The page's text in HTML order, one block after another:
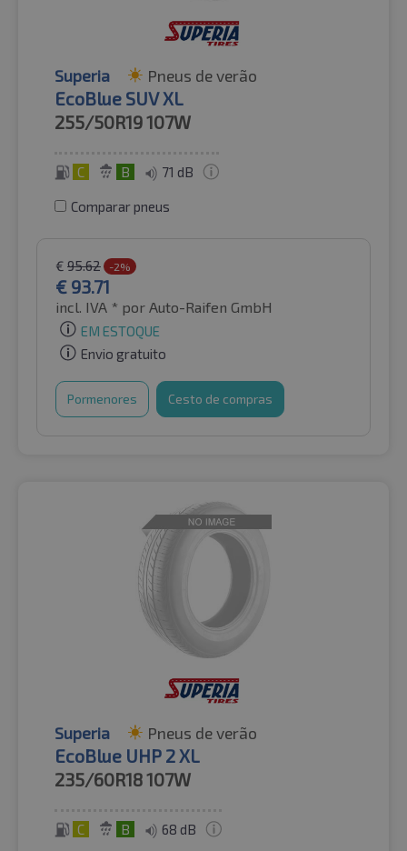
Superia Pneus de verão
EcoBlue SUV XL
255/50R19107W
C B 71 dB
Comparar pneus
€ 95.62 -2%
€ 93.71
incl. IVA * por Auto-Raifen GmbH
EM ESTOQUE
Envio gratuito
Pormenores Cesto de compras
Superia Pneus de verão
EcoBlue UHP 2 XL
235/60R18107W
C B 68 dB